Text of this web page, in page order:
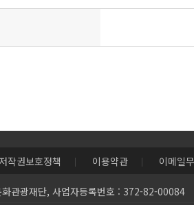
저작권보호정책 이용약관 이메일
관광재단, 사업자등록번호 : 372-82-00084